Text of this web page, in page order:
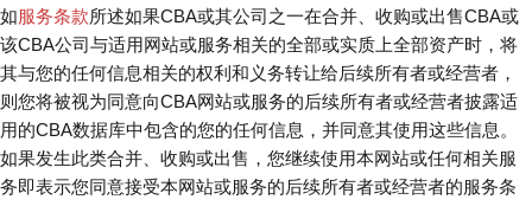
如服务条款所述如果CBA或其公司之一在合并、收购或出售CBA或
该CBA公司与适用网站或服务相关的全部或实质上全部资产时，将
其与您的任何信息相关的权利和义务转让给后续所有者或经营者，
则您将被视为同意向CBA网站或服务的后续所有者或经营者披露适
用的CBA数据库中包含的您的任何信息，并同意其使用这些信息。
如果发生此类合并、收购或出售，您继续使用本网站或任何相关服
务即表示您同意接受本网站或服务的后续所有者或经营者的服务条